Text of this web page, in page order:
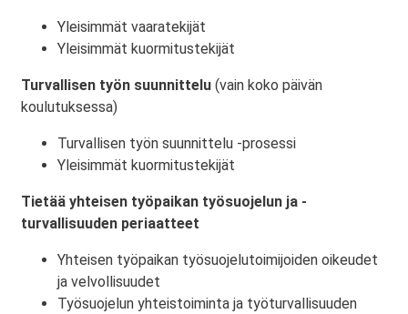
Yleisimmät vaaratekijät
Yleisimmät kuormitustekijät
Turvallisen työn suunnittelu (vain koko päivän
koulutuksessa)
Turvallisen työn suunnittelu -prosessi
Yleisimmät kuormitustekijät
Tietää yhteisen työpaikan työsuojelun ja -
turvallisuuden periaatteet
Yhteisen työpaikan työsuojelutoimijoiden oikeudet
ja velvollisuudet
Työsuojelun yhteistoiminta ja työturvallisuuden